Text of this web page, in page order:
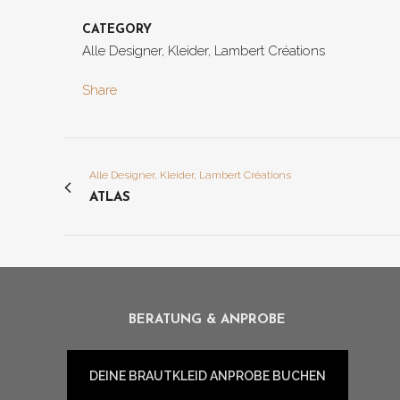
CATEGORY
Alle Designer, Kleider, Lambert Créations
Share
Alle Designer, Kleider, Lambert Créations
ATLAS
BERATUNG & ANPROBE
DEINE BRAUTKLEID ANPROBE BUCHEN